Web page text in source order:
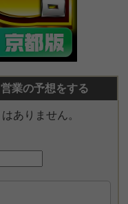
営業の予想をする
ありません。